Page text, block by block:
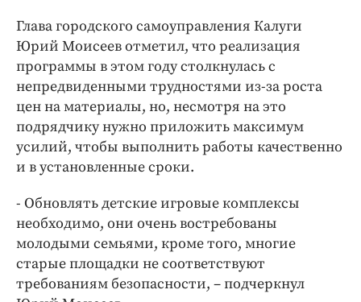
Глава городского самоуправления Калуги
Юрий Моисеев отметил, что реализация
программы в этом году столкнулась с
непредвиденными трудностями из-за роста
цен на материалы, но, несмотря на это
подрядчику нужно приложить максимум
усилий, чтобы выполнить работы качественно
и в установленные сроки.
- Обновлять детские игровые комплексы
необходимо, они очень востребованы
молодыми семьями, кроме того, многие
старые площадки не соответствуют
требованиям безопасности, – подчеркнул